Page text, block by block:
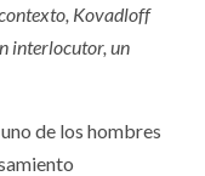
contexto, Kovadloff
interlocutor, un
de los hombres